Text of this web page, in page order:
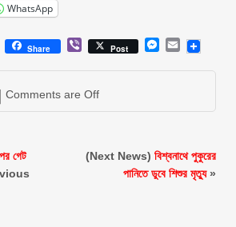
WhatsApp
LinkedIn
Share ViberPost Messenger
Email
Comments are Off
গেট
(Next News) বিশ্বনাথে পুকুরের
পানিতে ডুবে শিশুর মৃত্যু»